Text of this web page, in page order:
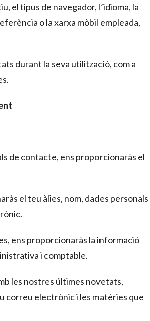
el tipus de navegador, l’idioma, la
o la xarxa mòbil empleada,
durant la seva utilització, com a
de contacte, ens proporcionaràs el
el teu àlies, nom, dades personals
ens proporcionaràs la informació
i comptable.
les nostres últimes novetats,
correu electrònic i les matèries que